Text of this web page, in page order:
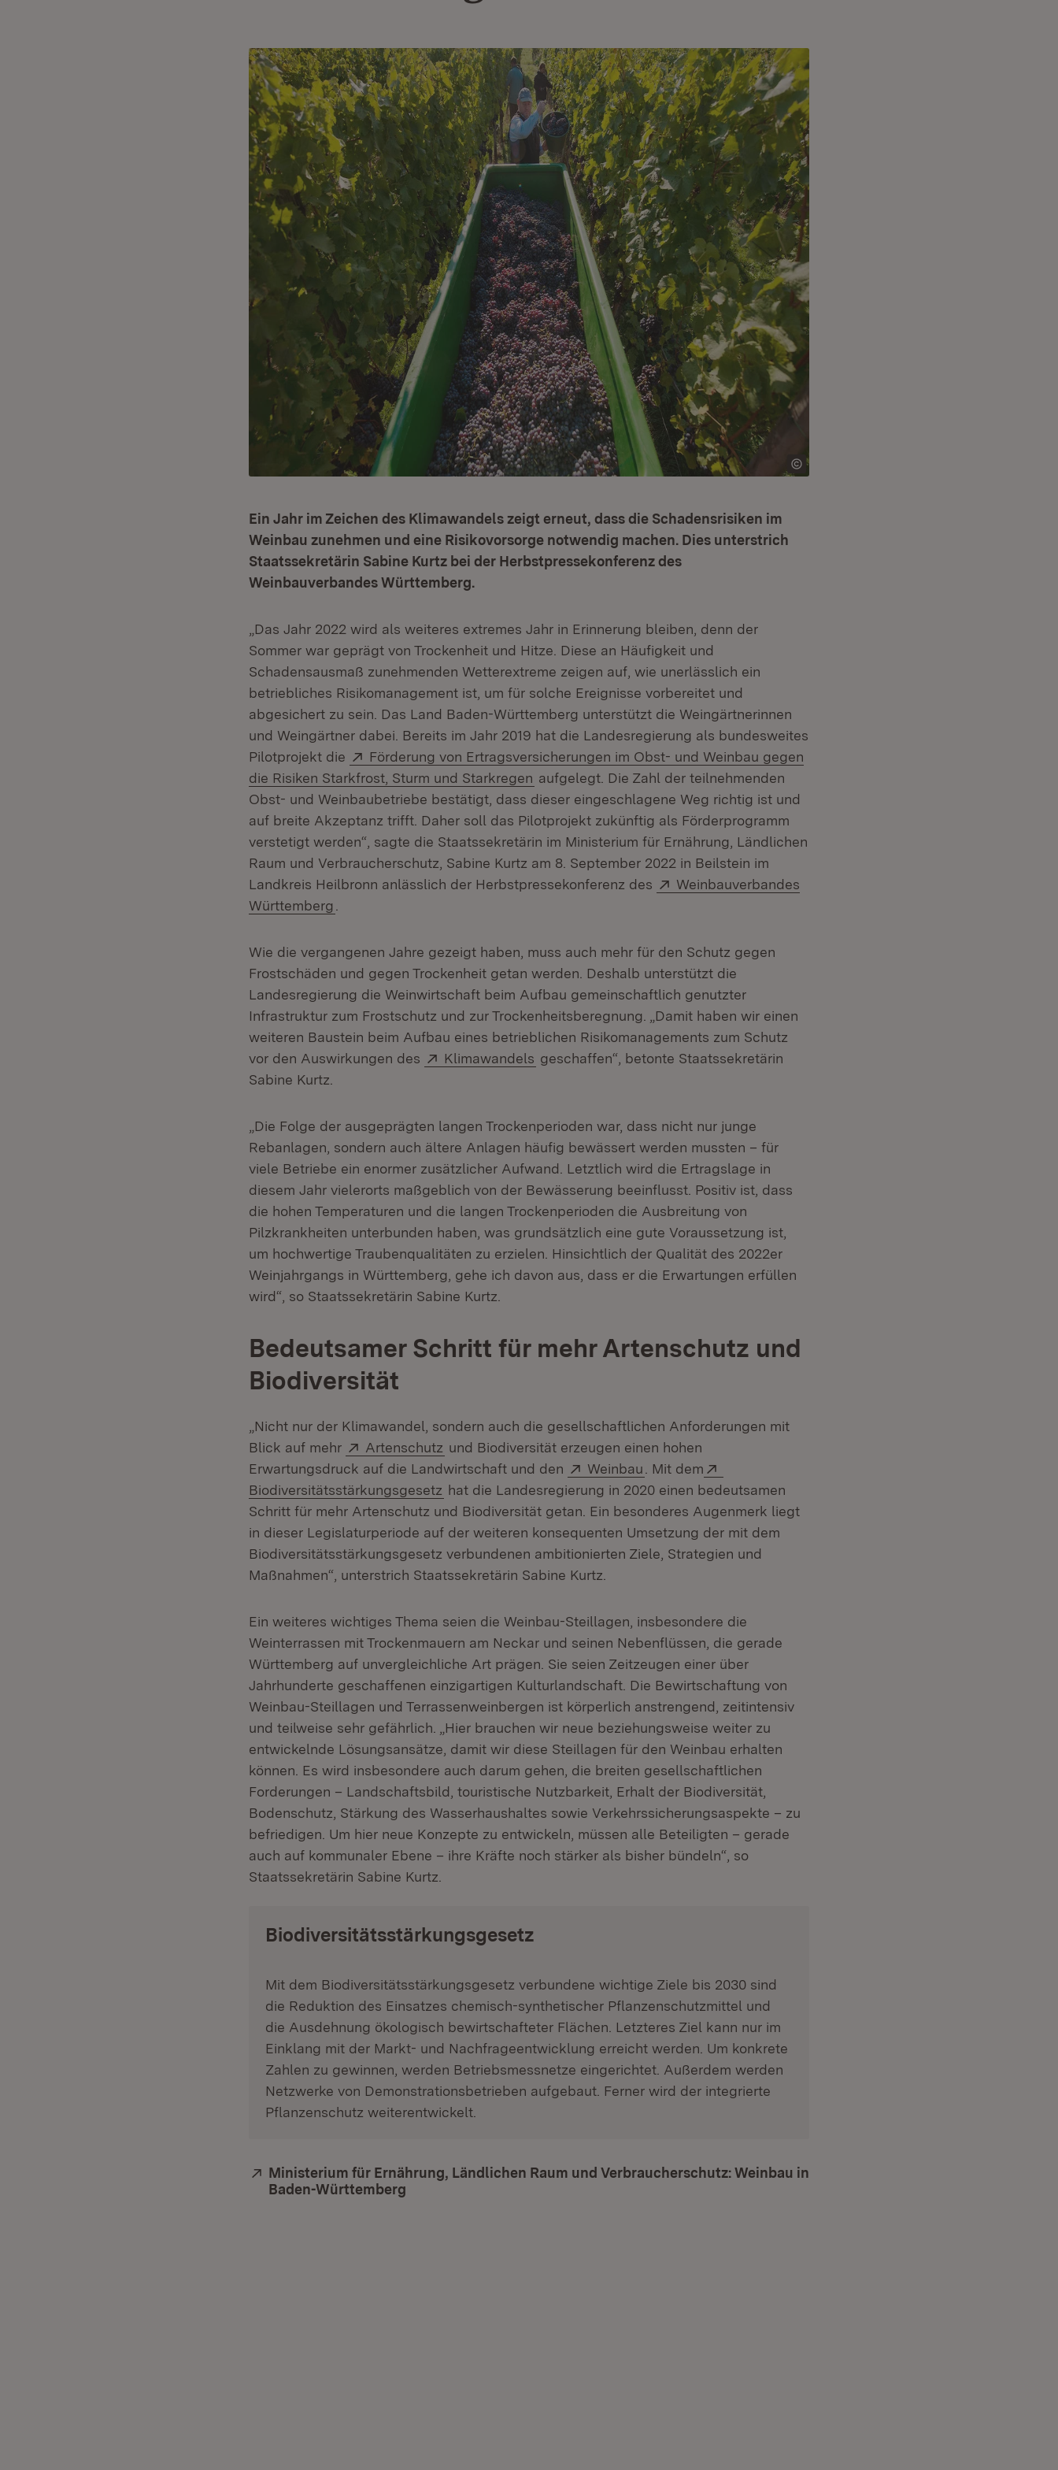
Ein Jahr im Zeichen des Klimawandels zeigt erneut, dass die Schadensrisiken im
Weinbau zunehmen und eine Risikovorsorge notwendig machen. Dies unterstrich
Staatssekretärin Sabine Kurtz bei der Herbstpressekonferenz des
Weinbauverbandes Württemberg.
„Das Jahr 2022 wird als weiteres extremes Jahr in Erinnerung bleiben, denn der
Sommer war geprägt von Trockenheit und Hitze. Diese an Häufigkeit und
Schadensausmaß zunehmenden Wetterextreme zeigen auf, wie unerlässlich ein
betriebliches Risikomanagement ist, um für solche Ereignisse vorbereitet und
abgesichert zu sein. Das Land Baden-Württemberg unterstützt die Weingärtnerinnen
und Weingärtner dabei. Bereits im Jahr 2019 hat die Landesregierung als bundesweites
Pilotprojekt die
Extern:
Förderung von Ertragsversicherungen im Obst- und Weinbau gegen
die Risiken Starkfrost, Sturm und Starkregen (Öffnet in neuem Fenster)
aufgelegt. Die Zahl der teilnehmenden
Obst- und Weinbaubetriebe bestätigt, dass dieser eingeschlagene Weg richtig ist und
auf breite Akzeptanz trifft. Daher soll das Pilotprojekt zukünftig als Förderprogramm
verstetigt werden“, sagte die Staatssekretärin im Ministerium für Ernährung, Ländlichen
Raum und Verbraucherschutz, Sabine Kurtz am 8. September 2022 in Beilstein im
Landkreis Heilbronn anlässlich der Herbstpressekonferenz des
Extern:
Weinbauverbandes
Württemberg
Wie die vergangenen Jahre gezeigt haben, muss auch mehr für den Schutz gegen
Frostschäden und gegen Trockenheit getan werden. Deshalb unterstützt die
Landesregierung die Weinwirtschaft beim Aufbau gemeinschaftlich genutzter
Infrastruktur zum Frostschutz und zur Trockenheitsberegnung. „Damit haben wir einen
weiteren Baustein beim Aufbau eines betrieblichen Risikomanagements zum Schutz
vor den Auswirkungen des
Extern:
Klimawandels (Öffnet in neuem Fenster)
geschaffen“, betonte Staatssekretärin
Sabine Kurtz.
„Die Folge der ausgeprägten langen Trockenperioden war, dass nicht nur junge
Rebanlagen, sondern auch ältere Anlagen häufig bewässert werden mussten – für
viele Betriebe ein enormer zusätzlicher Aufwand. Letztlich wird die Ertragslage in
diesem Jahr vielerorts maßgeblich von der Bewässerung beeinflusst. Positiv ist, dass
die hohen Temperaturen und die langen Trockenperioden die Ausbreitung von
Pilzkrankheiten unterbunden haben, was grundsätzlich eine gute Voraussetzung ist,
um hochwertige Traubenqualitäten zu erzielen. Hinsichtlich der Qualität des 2022er
Weinjahrgangs in Württemberg, gehe ich davon aus, dass er die Erwartungen erfüllen
wird“, so Staatssekretärin Sabine Kurtz.
Bedeutsamer Schritt für mehr Artenschutz und
Biodiversität
„Nicht nur der Klimawandel, sondern auch die gesellschaftlichen Anforderungen mit
Blick auf mehr
Extern:
Artenschutz (Öffnet in neuem Fenster)
und Biodiversität erzeugen einen hohen
Erwartungsdruck auf die Landwirtschaft und den
Extern:
Weinbau (Öffnet in neuem Fenster)
. Mit dem
Biodiversitätsstärkungsgesetz (Öffnet in neuem Fenster)
hat die Landesregierung in 2020 einen bedeutsamen
Schritt für mehr Artenschutz und Biodiversität getan. Ein besonderes Augenmerk liegt
in dieser Legislaturperiode auf der weiteren konsequenten Umsetzung der mit dem
Biodiversitätsstärkungsgesetz verbundenen ambitionierten Ziele, Strategien und
Maßnahmen“, unterstrich Staatssekretärin Sabine Kurtz.
Ein weiteres wichtiges Thema seien die Weinbau-Steillagen, insbesondere die
Weinterrassen mit Trockenmauern am Neckar und seinen Nebenflüssen, die gerade
Württemberg auf unvergleichliche Art prägen. Sie seien Zeitzeugen einer über
Jahrhunderte geschaffenen einzigartigen Kulturlandschaft. Die Bewirtschaftung von
Weinbau-Steillagen und Terrassenweinbergen ist körperlich anstrengend, zeitintensiv
und teilweise sehr gefährlich. „Hier brauchen wir neue beziehungsweise weiter zu
entwickelnde Lösungsansätze, damit wir diese Steillagen für den Weinbau erhalten
können. Es wird insbesondere auch darum gehen, die breiten gesellschaftlichen
Forderungen – Landschaftsbild, touristische Nutzbarkeit, Erhalt der Biodiversität,
Bodenschutz, Stärkung des Wasserhaushaltes sowie Verkehrssicherungsaspekte – zu
befriedigen. Um hier neue Konzepte zu entwickeln, müssen alle Beteiligten – gerade
auch auf kommunaler Ebene – ihre Kräfte noch stärker als bisher bündeln“, so
Staatssekretärin Sabine Kurtz.
Biodiversitätsstärkungsgesetz
Mit dem Biodiversitätsstärkungsgesetz verbundene wichtige Ziele bis 2030 sind
die Reduktion des Einsatzes chemisch-synthetischer Pflanzenschutzmittel und
die Ausdehnung ökologisch bewirtschafteter Flächen. Letzteres Ziel kann nur im
Einklang mit der Markt- und Nachfrageentwicklung erreicht werden. Um konkrete
Zahlen zu gewinnen, werden Betriebsmessnetze eingerichtet. Außerdem werden
Netzwerke von Demonstrationsbetrieben aufgebaut. Ferner wird der integrierte
Pflanzenschutz weiterentwickelt.
Extern:
Ministerium für Ernährung, Ländlichen Raum und Verbraucherschutz: Weinbau in
Baden-Württemberg